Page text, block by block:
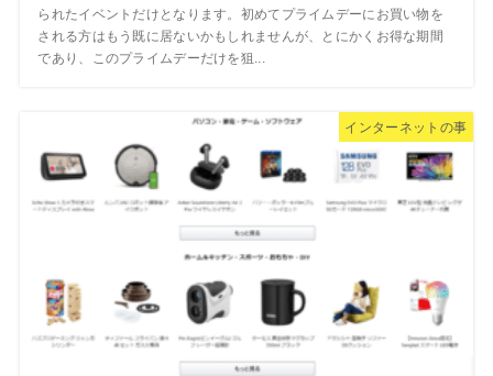
られたイベントだけとなります。初めてプライムデーにお買い物を
される方はもう既に居ないかもしれませんが、とにかくお得な期間
であり、このプライムデーだけを狙...
インターネットの事